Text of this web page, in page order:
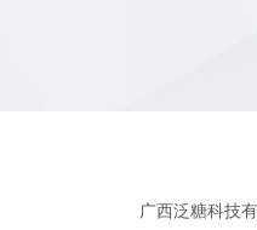
广西泛糖科技